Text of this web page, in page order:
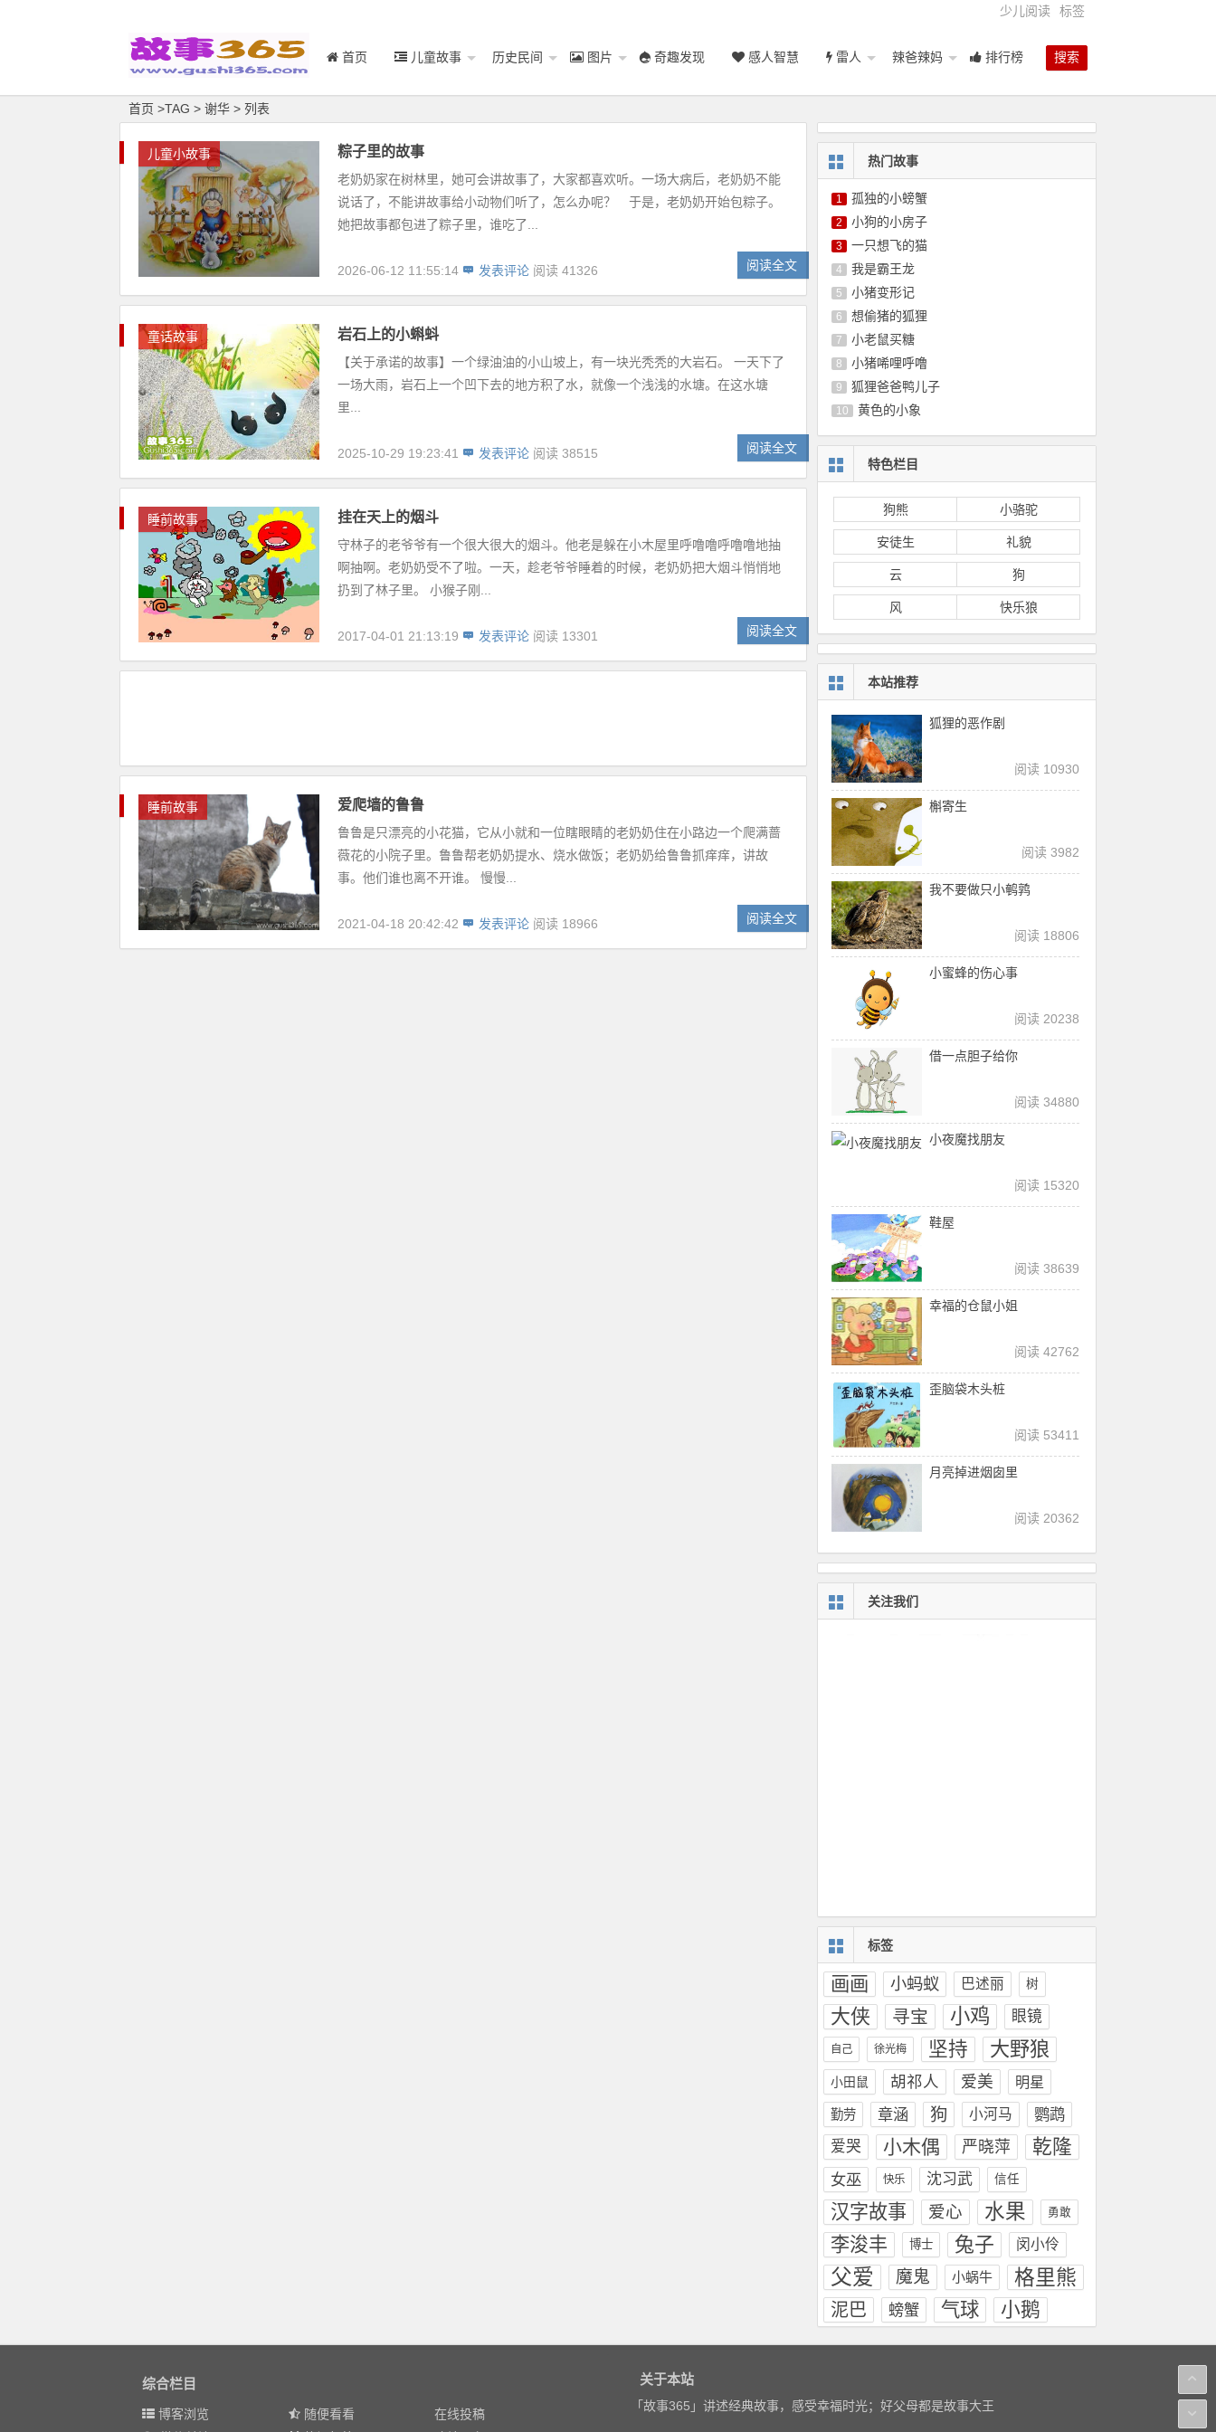
少儿阅读 标签
搜索
首页 儿童故事 历史民间 图片 奇趣发现 感人智慧 雷人 辣爸辣妈 排行榜
首页 >TAG > 谢华 > 列表
儿童小故事 粽子里的故事
老奶奶家在树林里，她可会讲故事了，大家都喜欢听。一场大病后，老奶奶不能
说话了，不能讲故事给小动物们听了，怎么办呢？ 于是，老奶奶开始包粽子。
她把故事都包进了粽子里，谁吃了...
2026-06-12 11:55:14 发表评论 阅读 41326 阅读全文
童话故事 岩石上的小蝌蚪
【关于承诺的故事】一个绿油油的小山坡上，有一块光秃秃的大岩石。 一天下了
一场大雨，岩石上一个凹下去的地方积了水，就像一个浅浅的水塘。在这水塘
里...
2025-10-29 19:23:41 发表评论 阅读 38515 阅读全文
睡前故事 挂在天上的烟斗
守林子的老爷爷有一个很大很大的烟斗。他老是躲在小木屋里呼噜噜呼噜噜地抽
啊抽啊。老奶奶受不了啦。一天，趁老爷爷睡着的时候，老奶奶把大烟斗悄悄地
扔到了林子里。 小猴子刚...
2017-04-01 21:13:19 发表评论 阅读 13301 阅读全文
睡前故事 爱爬墙的鲁鲁
鲁鲁是只漂亮的小花猫，它从小就和一位瞎眼睛的老奶奶住在小路边一个爬满蔷
薇花的小院子里。鲁鲁帮老奶奶提水、烧水做饭；老奶奶给鲁鲁抓痒痒，讲故
事。他们谁也离不开谁。 慢慢...
2021-04-18 20:42:42 发表评论 阅读 18966 阅读全文
热门故事
1 孤独的小螃蟹
2 小狗的小房子
3 一只想飞的猫
4 我是霸王龙
5 小猪变形记
6 想偷猪的狐狸
7 小老鼠买糖
8 小猪唏哩呼噜
9 狐狸爸爸鸭儿子
10 黄色的小象
特色栏目
狗熊 小骆驼
安徒生 礼貌
云 狗
风 快乐狼
本站推荐
狐狸的恶作剧
阅读 10930
槲寄生
阅读 3982
我不要做只小鹌鹑
阅读 18806
小蜜蜂的伤心事
阅读 20238
借一点胆子给你
阅读 34880
小夜魔找朋友
阅读 15320
鞋屋
阅读 38639
幸福的仓鼠小姐
阅读 42762
歪脑袋木头桩
阅读 53411
月亮掉进烟囱里
阅读 20362
关注我们
标签
画画 小蚂蚁 巴述丽 树
大侠 寻宝 小鸡 眼镜
自己 徐光梅 坚持 大野狼
小田鼠 胡祁人 爱美 明星
勤劳 章涵 狗 小河马 鹦鹉
爱哭 小木偶 严晓萍 乾隆
女巫 快乐 沈习武 信任
汉字故事 爱心 水果 勇敢
李浚丰 博士 兔子 闵小伶
父爱 魔鬼 小蜗牛 格里熊
泥巴 螃蟹 气球 小鹅
综合栏目
博客浏览 随便看看
在线投稿
关于本站
「故事365」讲述经典故事，感受幸福时光；好父母都是故事大王